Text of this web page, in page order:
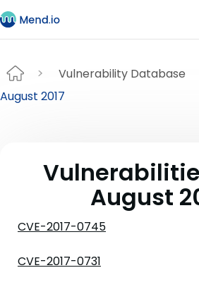
Vulnerability Database
August 2017
August
CVE-2017-0745
CVE-2017-0731